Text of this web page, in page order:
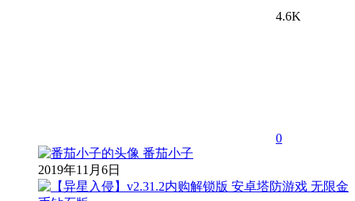
4.6K
0
番茄小子
2019年11月6日